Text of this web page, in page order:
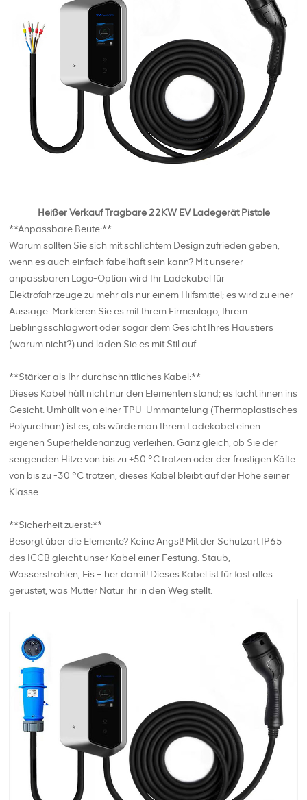
Heißer Verkauf Tragbare 22KW EV Ladegerät Pistole
**Anpassbare Beute:**
Warum sollten Sie sich mit schlichtem Design zufrieden geben,
wenn es auch einfach fabelhaft sein kann? Mit unserer
anpassbaren Logo-Option wird Ihr Ladekabel für
Elektrofahrzeuge zu mehr als nur einem Hilfsmittel; es wird zu einer
Aussage. Markieren Sie es mit Ihrem Firmenlogo, Ihrem
Lieblingsschlagwort oder sogar dem Gesicht Ihres Haustiers
(warum nicht?) und laden Sie es mit Stil auf.
**Stärker als Ihr durchschnittliches Kabel:**
Dieses Kabel hält nicht nur den Elementen stand; es lacht ihnen ins
Gesicht. Umhüllt von einer TPU-Ummantelung (Thermoplastisches
Polyurethan) ist es, als würde man Ihrem Ladekabel einen
eigenen Superheldenanzug verleihen. Ganz gleich, ob Sie der
sengenden Hitze von bis zu +50 °C trotzen oder der frostigen Kälte
von bis zu -30 °C trotzen, dieses Kabel bleibt auf der Höhe seiner
Klasse.
**Sicherheit zuerst:**
Besorgt über die Elemente? Keine Angst! Mit der Schutzart IP65
des ICCB gleicht unser Kabel einer Festung. Staub,
Wasserstrahlen, Eis – her damit! Dieses Kabel ist für fast alles
gerüstet, was Mutter Natur ihr in den Weg stellt.